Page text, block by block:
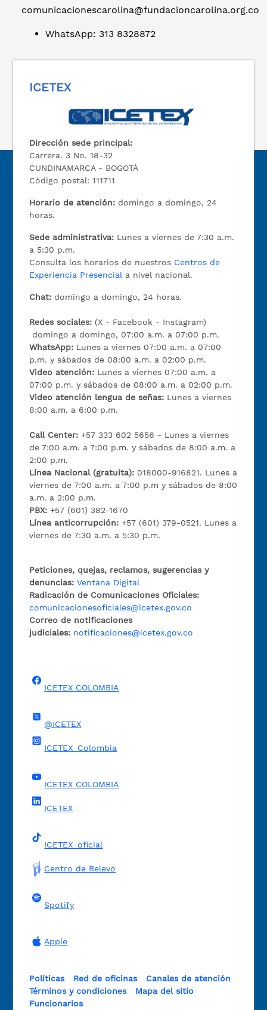
comunicacionescarolina@fundacioncarolina.org.co
WhatsApp: 313 8328872
ICETEX
Dirección sede principal:
Carrera. 3 No. 18-32
CUNDINAMARCA - BOGOTÁ
Código postal: 111711
Horario de atención: domingo a domingo, 24
horas.
Sede administrativa: Lunes a viernes de 7:30 a.m.
a 5:30 p.m.
Consulta los horarios de nuestros Centros de
Experiencia Presencial a nivel nacional.
Chat: domingo a domingo, 24 horas.
Redes sociales: (X - Facebook - Instagram)
domingo a domingo, 07:00 a.m. a 07:00 p.m.
WhatsApp: Lunes a viernes 07:00 a.m. a 07:00
p.m. y sábados de 08:00 a.m. a 02:00 p.m.
Video atención: Lunes a viernes 07:00 a.m. a
07:00 p.m. y sábados de 08:00 a.m. a 02:00 p.m.
Video atención lengua de señas: Lunes a viernes
8:00 a.m. a 6:00 p.m.
Call Center:+57 333 602 5656 - Lunes a viernes
de 7:00 a.m. a 7:00 p.m. y sábados de 8:00 a.m. a
2:00 p.m.
Línea Nacional (gratuita): 018000-916821. Lunes a
viernes de 7:00 a.m. a 7:00 p.m y sábados de 8:00
a.m. a 2:00 p.m.
PBX:+57 (601) 382-1670
Línea anticorrupción:+57 (601) 379-0521. Lunes a
viernes de 7:30 a.m. a 5:30 p.m.
Peticiones, quejas, reclamos, sugerencias y
denuncias: Ventana Digital
Radicación de Comunicaciones Oficiales:
comunicacionesoficiales@icetex.gov.co
Correo de notificaciones
judiciales: notificaciones@icetex.gov.co
ICETEX COLOMBIA
@ICETEX
ICETEX_Colombia
ICETEX COLOMBIA
ICETEX
ICETEX_oficial
Centro de Relevo
Spotify
Apple
Políticas Red de oficinas
Canales de atención
Términos y condiciones
Mapa del sitio
Funcionarios